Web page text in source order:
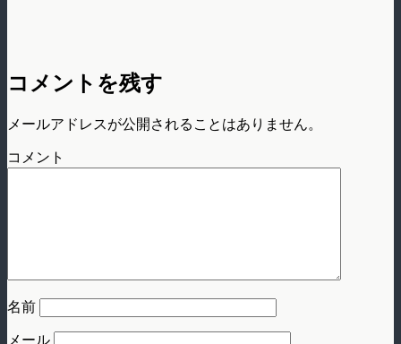
コメントを残す
メールアドレスが公開されることはありません。
コメント
名前
メール